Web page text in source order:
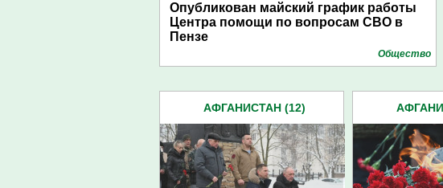
Опубликован майский график работы
Центра помощи по вопросам СВО в
Пензе
Общество
АФГАНИСТАН (12)